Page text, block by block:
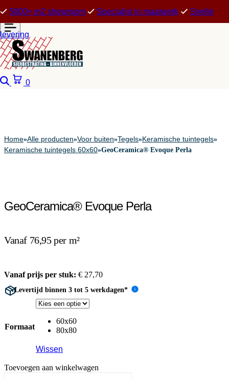
5000+ m2 showroom Specialist in maatwerk Snelle
levering
Zoeken
0
Home»Alle producten»Voor buiten»Tegels»Keramische tuintegels»
Keramische tuintegels 60x60»GeoCeramica® Evoque Perla
GeoCeramica® Evoque Perla
Vanaf 76,95 per m²
Vanaf prijs per stuk: € 27,70
Levertijd binnen 3 tot 5 werkdagen* i
Formaat
60x60
80x80
Wissen
Toevoegen aan winkelwagen